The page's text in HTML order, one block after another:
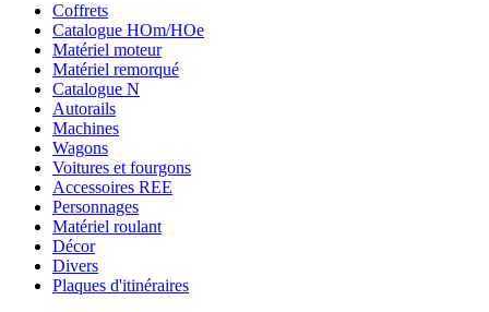
Coffrets
Catalogue HOm/HOe
Matériel moteur
Matériel remorqué
Catalogue N
Autorails
Machines
Wagons
Voitures et fourgons
Accessoires REE
Personnages
Matériel roulant
Décor
Divers
Plaques d'itinéraires